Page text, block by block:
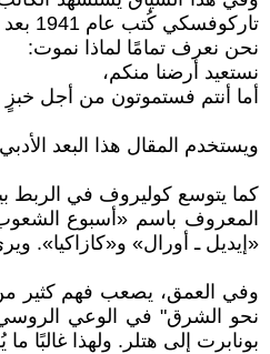
تاركوفسكي كُتب عام 1941 بعد الإجتياح الألماني، يقول فيه: «بالحربة قطعتم أفضل ثلث من أرضنا…
نحن نعرف تمامًا لماذا نموت:
نستعيد أرضنا منكم،
أما أنتم فستموتون من أجل
ويستخدم المقال هذا البعد
المعروف باسم «أسبوع
«إيديل ـ أورال» و«كازاكيا».
نحو الشرق" في الوعي الروسي
بونابرت إلى هتلر. ولهذا